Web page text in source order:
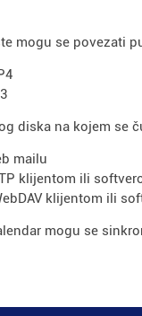
mogu se povezati
diska na kojem se
mailu
klijentom ili
klijentom ili
mogu se